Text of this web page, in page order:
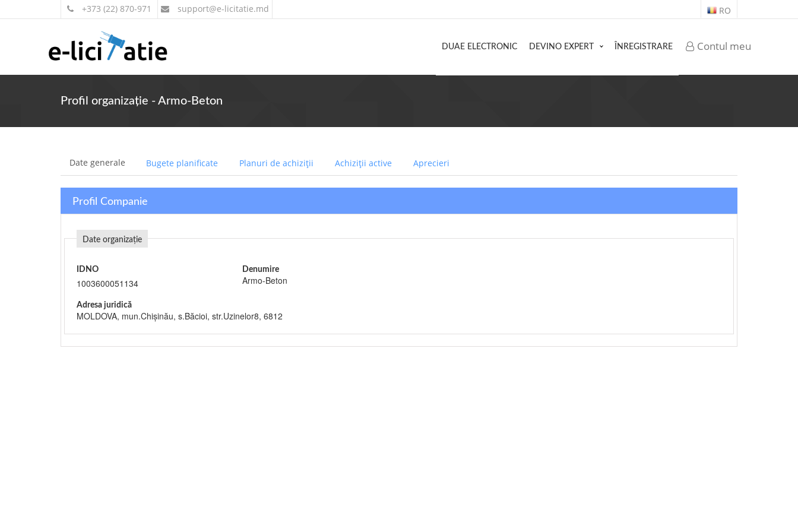
+373 (22) 870-971 support@e-licitatie.md RO
Contul meu
DUAE ELECTRONIC DEVINO EXPERT ÎNREGISTRARE
Profil organizație - Armo-Beton
Date generale Bugete planificate Planuri de achiziții Achiziții active Aprecieri
Profil Companie
Date organizație
IDNO
1003600051134
Denumire
Armo-Beton
Adresa juridică
MOLDOVA, mun.Chişinău, s.Băcioi, str.Uzinelor8, 6812